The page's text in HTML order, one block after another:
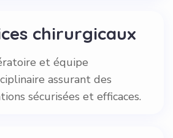
chirurgicaux
et équipe
assurant des
sécurisées et efficaces.